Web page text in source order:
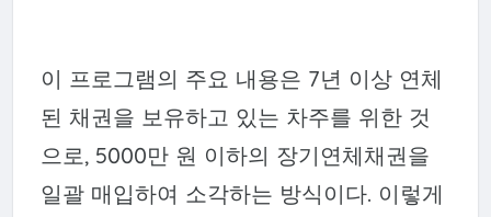
이 프로그램의 주요 내용은 7년 이상 연체
된 채권을 보유하고 있는 차주를 위한 것
으로, 5000만 원 이하의 장기연체채권을
일괄 매입하여 소각하는 방식이다. 이렇게